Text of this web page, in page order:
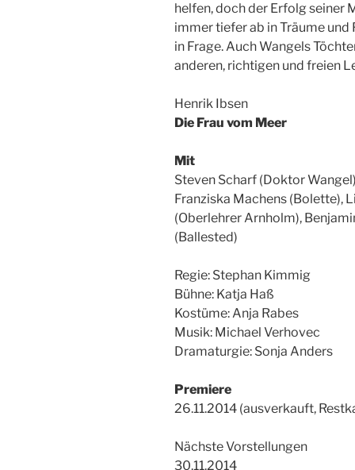
helfen, doch der Erfolg seiner
immer tiefer ab in Träume
in Frage. Auch Wangels
anderen, richtigen und freien
Henrik Ibsen
Die Frau vom Meer
Mit
Steven Scharf (Doktor
Franziska Machens (Bolette),
(Oberlehrer Arnholm),
(Ballested)
Regie: Stephan Kimmig
Bühne: Katja Haß
Kostüme: Anja Rabes
Musik: Michael Verhovec
Dramaturgie: Sonja Anders
Premiere
26.11.2014 (ausverkauft,
Nächste Vorstellungen
30.11.2014